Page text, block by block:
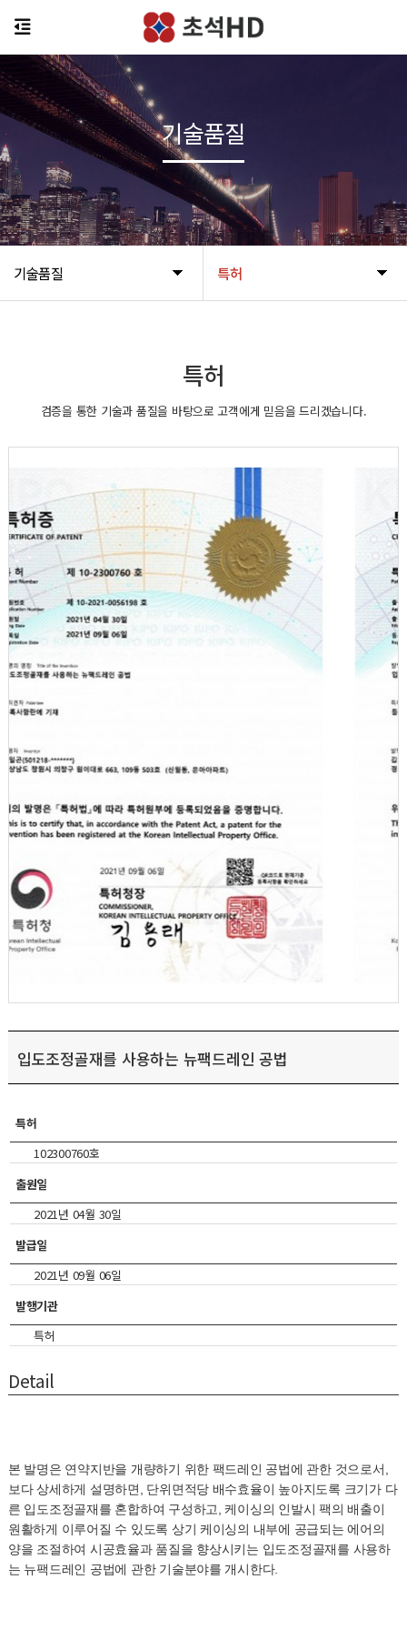
기술품질 특허
기술품질
특허
검증을 통한 기술과 품질을 바탕으로 고객에게 믿음을 드리겠습니다.
입도조정골재를 사용하는 뉴팩드레인 공법
특허
102300760호
출원일
2021년 04월 30일
발급일
2021년 09월 06일
발행기관
특허
Detail
본 발명은 연약지반을 개량하기 위한 팩드레인 공법에 관한 것으로서,
보다 상세하게 설명하면, 단위면적당 배수효율이 높아지도록 크기가 다
른 입도조정골재를 혼합하여 구성하고, 케이싱의 인발시 팩의 배출이
원활하게 이루어질 수 있도록 상기 케이싱의 내부에 공급되는 에어의
양을 조절하여 시공효율과 품질을 향상시키는 입도조정골재를 사용하
는 뉴팩드레인 공법에 관한 기술분야를 개시한다.